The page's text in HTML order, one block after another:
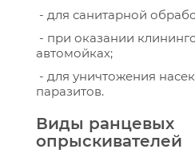
- для санитарной
- при оказании
автомойках;
- для уничтожения
паразитов.
Виды ранцевых
опрыскивателей